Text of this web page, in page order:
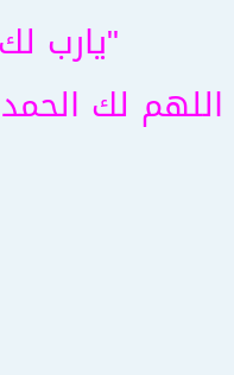
"يارب
اللهم لك